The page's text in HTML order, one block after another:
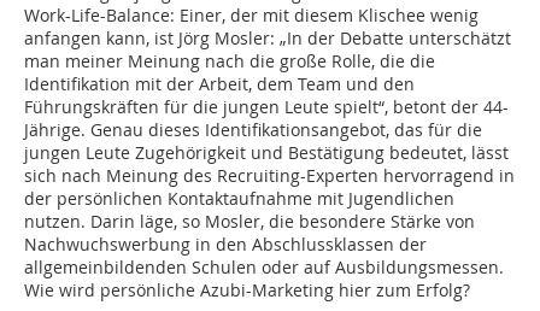
Work-Life-Balance: Einer, der mit diesem Klischee wenig
anfangen kann, ist Jörg Mosler: „In der Debatte unterschätzt
man meiner Meinung nach die große Rolle, die die
Identifikation mit der Arbeit, dem Team und den
Führungskräften für die jungen Leute spielt“, betont der 44-
Jährige. Genau dieses Identifikationsangebot, das für die
jungen Leute Zugehörigkeit und Bestätigung bedeutet, lässt
sich nach Meinung des Recruiting-Experten hervorragend in
der persönlichen Kontaktaufnahme mit Jugendlichen
nutzen. Darin läge, so Mosler, die besondere Stärke von
Nachwuchswerbung in den Abschlussklassen der
allgemeinbildenden Schulen oder auf Ausbildungsmessen.
Wie wird persönliche Azubi-Marketing hier zum Erfolg?